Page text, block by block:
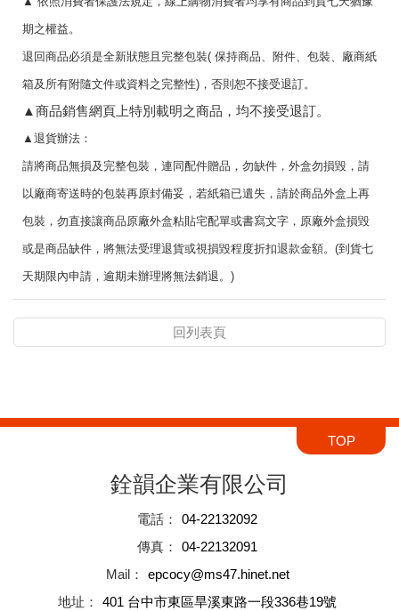
期之權益。
退回商品必須是全新狀態且完整包裝( 保持商品、附件、包裝、廠商紙
箱及所有附隨文件或資料之完整性) ，否則恕不接受退訂。
▲ 商品銷售網頁上特別載明之商品，均不接受退訂。
▲ 退貨辦法：
請將商品無損及完整包裝，連同配件贈品，勿缺件，外盒勿損毀，請
以廠商寄送時的包裝再原封備妥，若紙箱已遺失，請於商品外盒上再
包裝，勿直接讓商品原廠外盒粘貼宅配單或書寫文字，原廠外盒損毀
或是商品缺件，將無法受理退貨或視損毀程度折扣退款金額。 (到貨七
天期限內申請，逾期未辦理將無法銷退。 )
回列表頁
TOP
銓韻企業有限公司
電話 ：
04-22132092
傳真 ：
04-22132091
Mail：
epcocy@ms47.hinet.net
地址 ： 401 台中市東區旱溪東路一段336巷19號